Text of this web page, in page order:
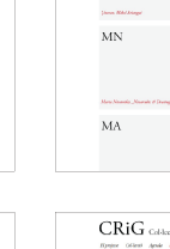
Archivos
Fanbook 2.0